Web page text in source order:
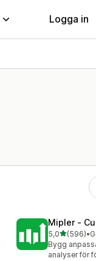
Logga in
Mipler ‑
5,0av 5(596)
596 •
Bygg
analyser för